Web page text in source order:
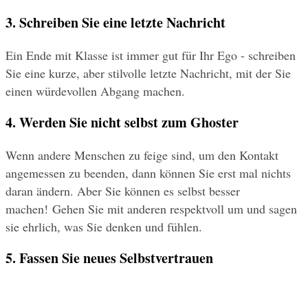
3. Schreiben Sie eine letzte Nachricht
Ein Ende mit Klasse ist immer gut für Ihr Ego - schreiben
Sie eine kurze, aber stilvolle letzte Nachricht, mit der Sie
einen würdevollen Abgang machen.
4. Werden Sie nicht selbst zum Ghoster
Wenn andere Menschen zu feige sind, um den Kontakt
angemessen zu beenden, dann können Sie erst mal nichts
daran ändern. Aber Sie können es selbst besser
machen! Gehen Sie mit anderen respektvoll um und sagen
sie ehrlich, was Sie denken und fühlen.
5. Fassen Sie neues Selbstvertrauen